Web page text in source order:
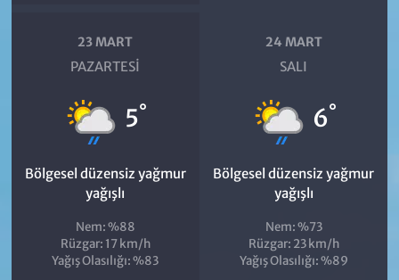
23 MART
PAZARTESI
5°
Bölgesel düzensiz yağmur
yağışlı
Nem: %88
Rüzgar: 17 km/h
Yağış Olasılığı: %83
24 MART
SALI
6°
Bölgesel düzensiz yağmur
yağışlı
Nem: %73
Rüzgar: 23 km/h
Yağış Olasılığı: %89